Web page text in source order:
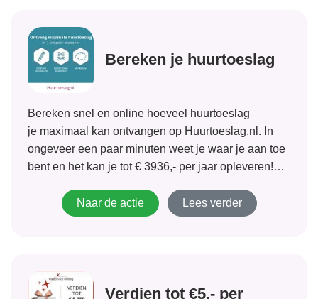
Bereken je huurtoeslag
Bereken snel en online hoeveel huurtoeslag
je maximaal kan ontvangen op Huurtoeslag.nl. In
ongeveer een paar minuten weet je waar je aan toe
bent en het kan je tot € 3936,- per jaar opleveren!
direct aanvragen! Wacht niet langer!
Naar de actie Lees verder
Verdien tot €5,- per